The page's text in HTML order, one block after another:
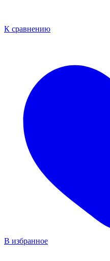
К сравнению
В избранное